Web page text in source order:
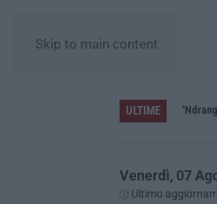
Skip to main content
ULTIME
Venerdì, 07
Ultimo